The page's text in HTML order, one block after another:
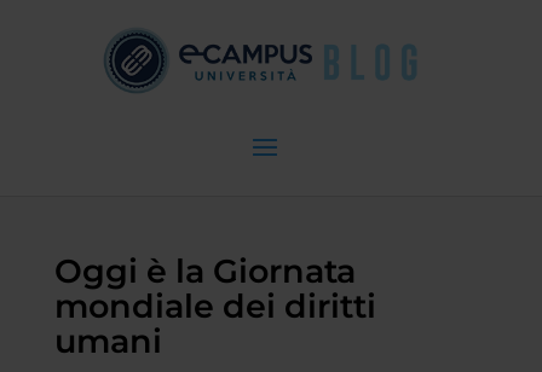
Oggi è la Giornata
mondiale dei diritti
umani